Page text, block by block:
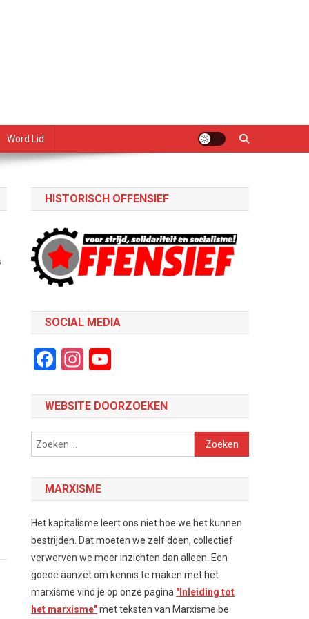
Word Lid
HISTORISCH OFFENSIEF
SOCIAL MEDIA
Facebook
Instagram
WEBSITE DOORZOEKEN
Zoeken
naar:
MARXISME
Het kapitalisme leert ons niet hoe we het kunnen
bestrijden. Dat moeten we zelf doen, collectief
verwerven we meer inzichten dan alleen. Een
goede aanzet om kennis te maken met het
marxisme vind je op onze pagina "Inleiding tot
het marxisme"met teksten van Marxisme.be